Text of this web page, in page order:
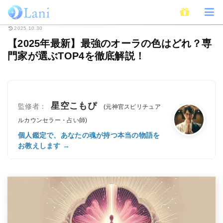
ホーム スピリチュアル 【2025年最新】最強のオーラの色はど
2025.10.30
【2025年最新】最強のオーラの色はどれ？専
門家が選ぶTOP4を徹底解説！
監修者： 星空こもぴ
(元神官スピリチュア
ルカウンセラー・占い師)
個人鑑定で、あなたの魂が持つ本当の物語を
お教えします →